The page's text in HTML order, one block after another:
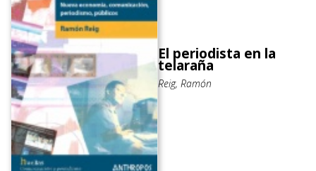
El periodista en la
telaraña
Reig, Ramón